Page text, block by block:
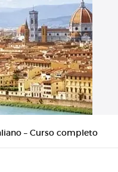
– Curso completo